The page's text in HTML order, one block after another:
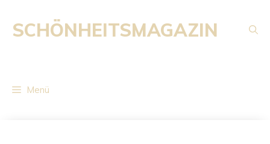
Inhalt
springen
SCHÖNHEITSMAGAZIN
Menü